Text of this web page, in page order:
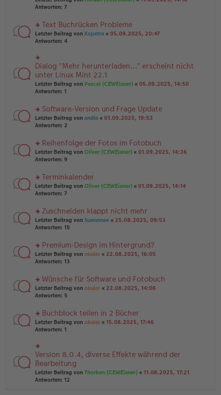
ei
tr
g
e
er
B
ei
tr
g
u
n
el
es
e
er
B
ei
tr
a
g
Antworten: 7
rs
te
u
n
g
el
es
e
er
B
ei
tr
g
Text Buchrücken Probleme
Letzter Beitrag von Xxpetra « 05.09.2025, 20:47
Antworten: 4
rs
te
r
u
n
el
es
e
B
ei
tr
g
Dialog "Mehr herunterladen..." erscheint nicht
unter Linux Mint 22.1
Letzter Beitrag von Pascal (CEWEianer) « 05.09.2025, 14:50
Antworten: 1
rs
te
n
g
el
e
n
er
tr
a
g
Software-Version und Frage Update
Letzter Beitrag von andie « 01.09.2025, 19:53
Antworten: 2
rs
te
n
g
el
e
n
er
tr
a
g
Reihenfolge der Fotos im Fotobuch
Letzter Beitrag von Oliver (CEWEianer) « 01.09.2025, 14:36
Antworten: 9
rs
te
n
g
el
e
n
er
tr
a
g
Terminkalender
Letzter Beitrag von Oliver (CEWEianer) « 01.09.2025, 14:14
Antworten: 7
rs
te
n
g
el
e
n
er
tr
a
g
Zuschneiden klappt nicht mehr
Letzter Beitrag von Suwannee « 25.08.2025, 09:53
Antworten: 15
rs
te
n
g
el
e
n
er
tr
a
g
Premium-Design im Hintergrund?
Letzter Beitrag von okular « 22.08.2025, 16:05
Antworten: 13
rs
te
n
g
el
e
n
er
B
ei
tr
Wünsche für Software und Fotobuch
Letzter Beitrag von okular « 22.08.2025, 14:06
Antworten: 5
rs
te
u
n
g
el
es
e
Buchblock teilen in 2 Bücher
Letzter Beitrag von okular « 15.08.2025, 17:46
Antworten: 1
rs
te
r
u
n
Version 8.0.4, diverse Effekte während der
Bearbeitung
Letzter Beitrag von Thorben (CEWEianer) « 11.08.2025, 17:21
Antworten: 12